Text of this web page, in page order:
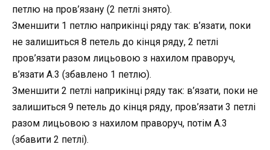
петлю на пров’язану (2 петлі знято).
Зменшити 1 петлю наприкінці ряду так: в’язати, поки
не залишиться 8 петель до кінця ряду, 2 петлі
пров’язати разом лицьовою з нахилом праворуч,
в’язати А.3 (збавлено 1 петлю).
Зменшити 2 петлі наприкінці ряду так: в’язати, поки не
залишиться 9 петель до кінця ряду, пров’язати 3 петлі
разом лицьовою з нахилом праворуч, потім А.3
(збавити 2 петлі).